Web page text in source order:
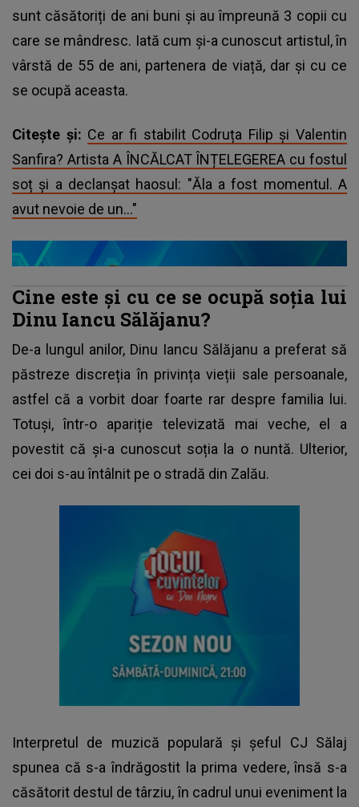
sunt căsătoriți de ani buni și au împreună 3 copii cu
care se mândresc. Iată cum și-a cunoscut artistul, în
vârstă de 55 de ani, partenera de viață, dar și cu ce
se ocupă aceasta.
Citește și: Ce ar fi stabilit Codruța Filip și Valentin
Sanfira? Artista A ÎNCĂLCAT ÎNȚELEGEREA cu fostul
soț și a declanșat haosul: "Ăla a fost momentul. A
avut nevoie de un..."
Cine este și cu ce se ocupă soția lui
Dinu Iancu Sălăjanu?
De-a lungul anilor, Dinu Iancu Sălăjanu a preferat să
păstreze discreția în privința vieții sale persoanale,
astfel că a vorbit doar foarte rar despre familia lui.
Totuși, într-o apariție televizată mai veche, el a
povestit că și-a cunoscut soția la o nuntă. Ulterior,
cei doi s-au întâlnit pe o stradă din Zalău.
Interpretul de muzică populară și șeful CJ Sălaj
spunea că s-a îndrăgostit la prima vedere, însă s-a
căsătorit destul de târziu, în cadrul unui eveniment la